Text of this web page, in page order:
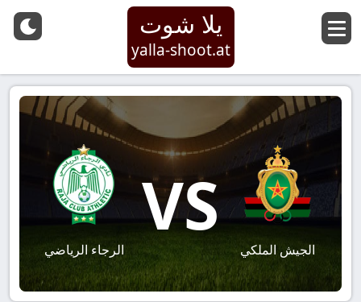
يلا شوت
yalla-shoot.at
الجيش الملكي
VS
الرجاء الرياضي